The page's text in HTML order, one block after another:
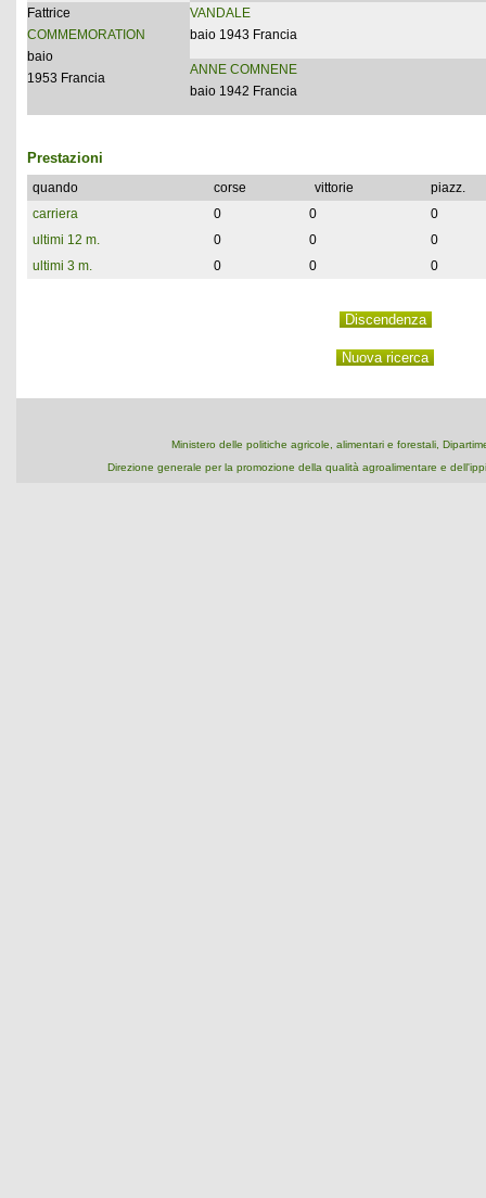
Fattrice
COMMEMORATION
baio
1953 Francia
VANDALE
baio 1943 Francia
ANNE COMNENE
baio 1942 Francia
Prestazioni
quando corse vittorie
piazz.
carriera
0 0
0
ultimi 12 m.
0 0
0
ultimi 3 m.
0 0 0
Ministero delle politiche agricole, alimentari e forestali,
Direzione generale per la promozione della qualità agroalimentare e